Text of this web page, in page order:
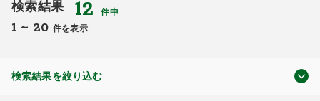
検索結果 12件中
1 ~ 20 件を表示
検索結果を絞り込む